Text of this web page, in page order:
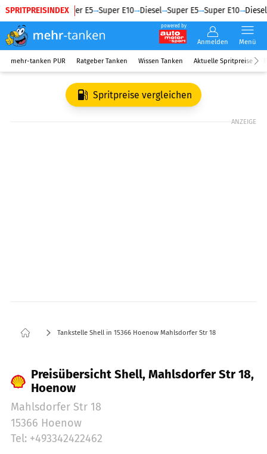
SPRITPREISINDEX
Diesel Super E5 Super E10 Diesel Super E5 Super E10 Diesel
powered by
Anmelden Menü
mehr-tanken PUR Ratgeber Tanken Wissen Tanken Aktuelle Spritpreise
Spritpreise vergleichen
ANZEIGE
Tankstelle Shell in 15366 Hoenow Mahlsdorfer Str 18
Preisübersicht Shell, Mahlsdorfer Str 18,
Hoenow
Mahlsdorfer Str 18
15366 Hoenow
Tel: +493342422462